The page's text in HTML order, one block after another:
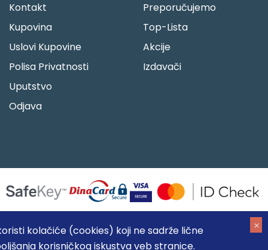
kolačiće (cookies) koji ne sadrže lične
korisničkog iskustva veb stranice.
Kontakt
Kupovina
Uslovi Kupovine
Polisa Privatnosti
Uputstvo
Odjava
Preporučujemo
Top-Lista
Akcije
Izdavači
MB: 20337524